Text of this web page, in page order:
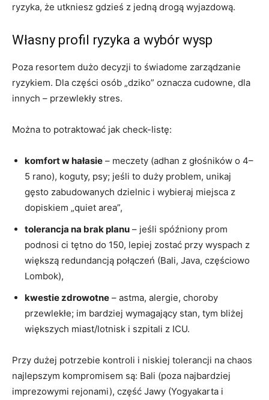
ryzyka, że utkniesz gdzieś z jedną drogą wyjazdową.
Własny profil ryzyka a wybór wysp
Poza resortem dużo decyzji to świadome zarządzanie
ryzykiem. Dla części osób „dziko” oznacza cudowne, dla
innych – przewlekły stres.
Można to potraktować jak check-listę:
komfort w hałasie – meczety (adhan z głośników o 4–
5 rano), koguty, psy; jeśli to duży problem, unikaj
gęsto zabudowanych dzielnic i wybieraj miejsca z
dopiskiem „quiet area”,
tolerancja na brak planu – jeśli spóźniony prom
podnosi ci tętno do 150, lepiej zostać przy wyspach z
większą redundancją połączeń (Bali, Java, częściowo
Lombok),
kwestie zdrowotne – astma, alergie, choroby
przewlekłe; im bardziej wymagający stan, tym bliżej
większych miast/lotnisk i szpitali z ICU.
Przy dużej potrzebie kontroli i niskiej tolerancji na chaos
najlepszym kompromisem są: Bali (poza najbardziej
imprezowymi rejonami), część Jawy (Yogyakarta i